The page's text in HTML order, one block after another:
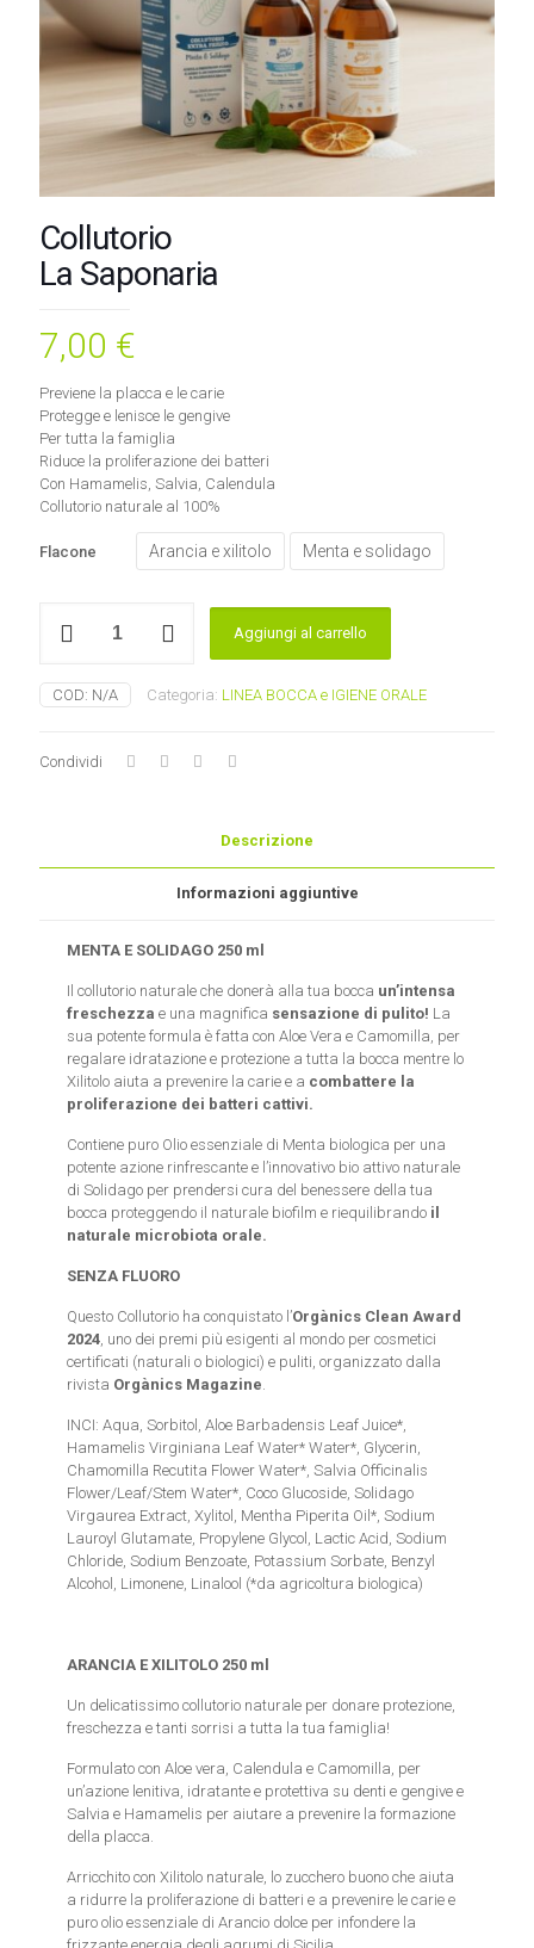
Collutorio
La Saponaria
7,00 €
Previene la placca e le carie
Protegge e lenisce le gengive
Per tutta la famiglia
Riduce la proliferazione dei batteri
Con Hamamelis, Salvia, Calendula
Collutorio naturale al 100%
Flacone Arancia e xilitolo Menta e solidago
quantità
Aggiungi al carrello
COD: N/A Categoria: LINEA BOCCA e IGIENE ORALE
Condividi
Descrizione
Informazioni aggiuntive
MENTA E SOLIDAGO 250 ml
Il collutorio naturale che donerà alla tua bocca un’intensa
freschezza e una magnifica sensazione di pulito! La
sua potente formula è fatta con Aloe Vera e Camomilla, per
regalare idratazione e protezione a tutta la bocca mentre lo
Xilitolo aiuta a prevenire la carie e a combattere la
proliferazione dei batteri cattivi.
Contiene puro Olio essenziale di Menta biologica per una
potente azione rinfrescante e l’innovativo bio attivo naturale
di Solidago per prendersi cura del benessere della tua
bocca proteggendo il naturale biofilm e riequilibrando il
naturale microbiota orale.
SENZA FLUORO
Questo Collutorio ha conquistato l’Orgànics Clean Award
2024, uno dei premi più esigenti al mondo per cosmetici
certificati (naturali o biologici) e puliti, organizzato dalla
rivista Orgànics Magazine.
INCI: Aqua, Sorbitol, Aloe Barbadensis Leaf Juice*,
Hamamelis Virginiana Leaf Water* Water*, Glycerin,
Chamomilla Recutita Flower Water*, Salvia Officinalis
Flower/Leaf/Stem Water*, Coco Glucoside, Solidago
Virgaurea Extract, Xylitol, Mentha Piperita Oil*, Sodium
Lauroyl Glutamate, Propylene Glycol, Lactic Acid, Sodium
Chloride, Sodium Benzoate, Potassium Sorbate, Benzyl
Alcohol, Limonene, Linalool (*da agricoltura biologica)
ARANCIA E XILITOLO 250 ml
Un delicatissimo collutorio naturale per donare protezione,
freschezza e tanti sorrisi a tutta la tua famiglia!
Formulato con Aloe vera, Calendula e Camomilla, per
un’azione lenitiva, idratante e protettiva su denti e gengive e
Salvia e Hamamelis per aiutare a prevenire la formazione
della placca.
Arricchito con Xilitolo naturale, lo zucchero buono che aiuta
a ridurre la proliferazione di batteri e a prevenire le carie e
puro olio essenziale di Arancio dolce per infondere la